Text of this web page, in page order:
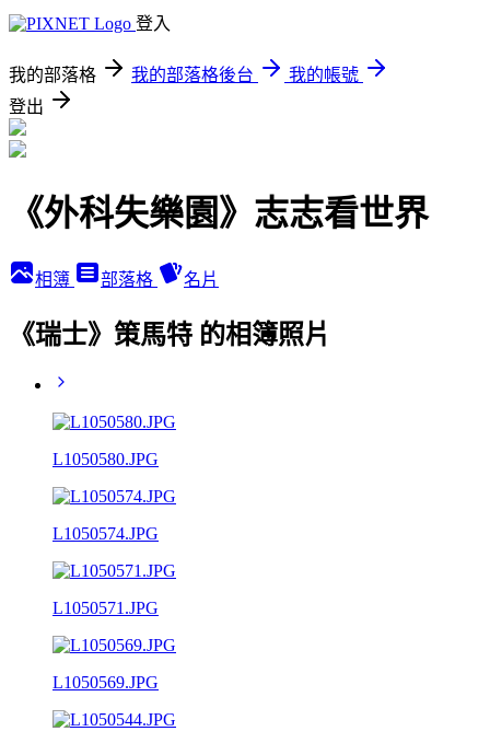
登入
我的部落格 我的部落格後台
我的帳號
登出
《外科失樂園》志志看世界
相簿 部落格 名片
《瑞士》策馬特 的相簿照片
L1050580.JPG
L1050574.JPG
L1050571.JPG
L1050569.JPG